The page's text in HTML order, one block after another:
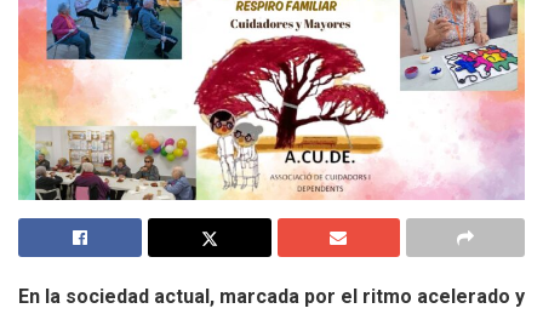
En la sociedad actual, marcada por el ritmo acelerado y